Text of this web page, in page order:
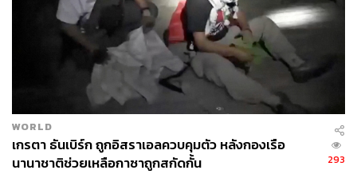
WORLD
เกรตา ธันเบิร์ก ถูกอิสราเอลควบคุมตัว หลังกองเรือ
นานาชาติช่วยเหลือกาซาถูกสกัดกั้น
293